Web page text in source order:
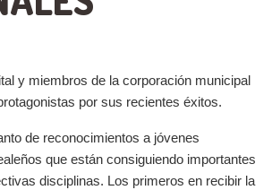
y miembros de la corporación municipal
por sus recientes éxitos.
de reconocimientos a jóvenes
que están consiguiendo importantes
disciplinas. Los primeros en recibir la